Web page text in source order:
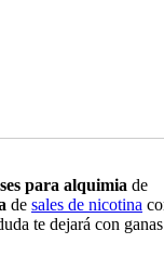
para alquimia de
de sales de nicotina
te dejará con ganas